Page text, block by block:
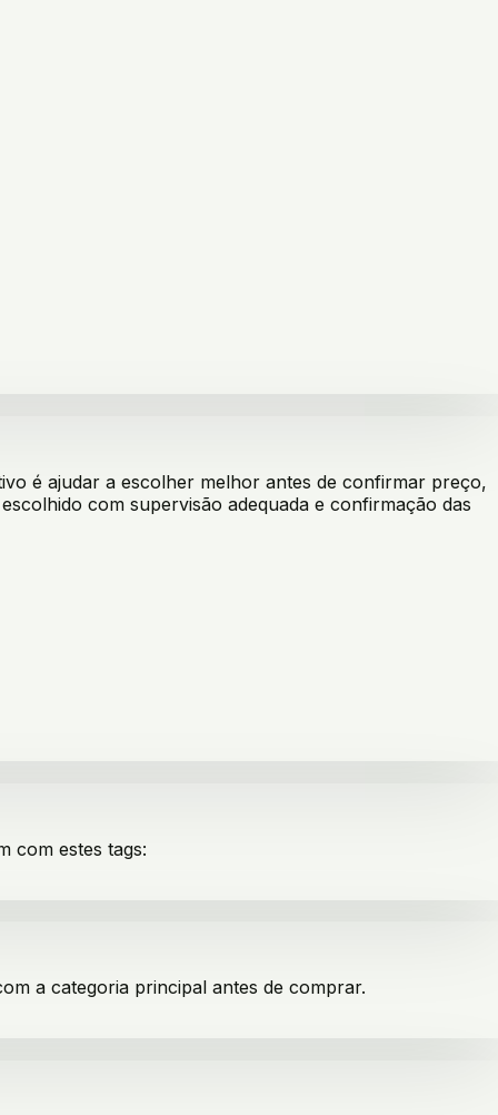
é ajudar a escolher melhor antes de confirmar preço,
com supervisão adequada e confirmação das
com estes tags:
a categoria principal antes de comprar.